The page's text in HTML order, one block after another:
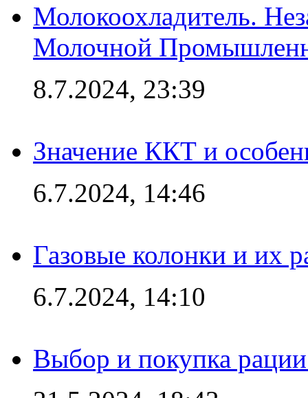
Молокоохладитель.
Молочной
8.7.2024, 23:39
Значение ККТ и
6.7.2024, 14:46
Газовые колонки и их
6.7.2024, 14:10
Выбор и покупка